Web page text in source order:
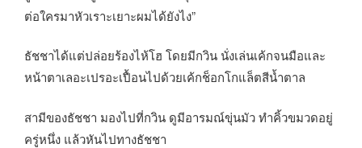
ต่อใครมาหัวเราะเยาะผมได้ยังไง”
ธัชชาได้แต่ปล่อยร้องไห้โฮ โดยมีกวิน นั่งเล่นเค้กจนมือและ
หน้าตาเลอะเปรอะเปื้อนไปด้วยเค้กช็อกโกแล็ตสีน้ำตาล
สามีของธัชชา มองไปที่กวิน ดูมีอารมณ์ขุ่นมัว ทำคิ้วขมวดอยู่
ครู่หนึ่ง แล้วหันไปทางธัชชา